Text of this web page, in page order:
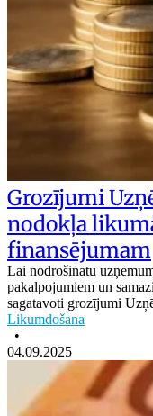
Grozījumi
nodokļa
finansējumam
Lai nodrošinātu
pakalpojumiem un
sagatavoti grozījumi
Likumdošana
•
04.09.2025